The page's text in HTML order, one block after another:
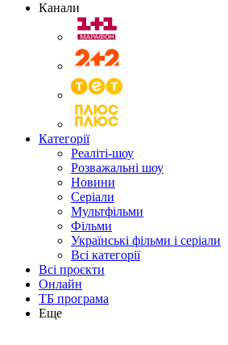
Канали
Категорії
Реаліті-шоу
Розважальні шоу
Новини
Серіали
Мультфільми
Фільми
Українські фільми і серіали
Всі категорії
Всі проєкти
Онлайн
ТБ програма
Еще